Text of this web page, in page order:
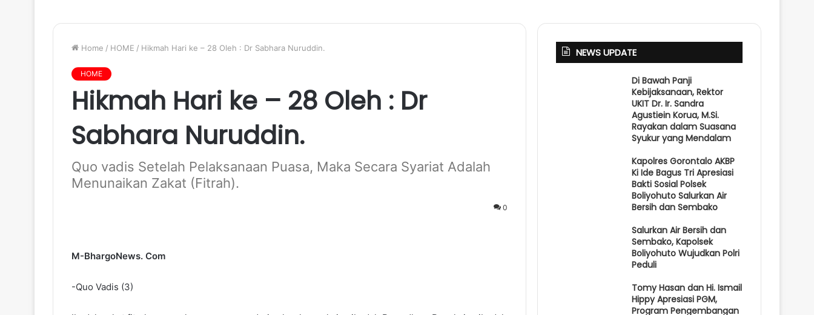
Home / HOME / Hikmah Hari ke – 28 Oleh : Dr Sabhara Nuruddin.
HOME
Hikmah Hari ke – 28 Oleh : Dr
Sabhara Nuruddin.
Quo vadis Setelah Pelaksanaan Puasa, Maka Secara Syariat Adalah
Menunaikan Zakat (Fitrah).
0
M-BhargoNews. Com
-Quo Vadis (3)
NEWS UPDATE
Di Bawah Panji
Kebijaksanaan, Rektor
UKIT Dr. Ir. Sandra
Agustiein Korua, M.Si.
Rayakan dalam Suasana
Syukur yang Mendalam
Kapolres Gorontalo AKBP
Ki Ide Bagus Tri Apresiasi
Bakti Sosial Polsek
Boliyohuto Salurkan Air
Bersih dan Sembako
Salurkan Air Bersih dan
Sembako, Kapolsek
Boliyohuto Wujudkan Polri
Peduli
Tomy Hasan dan Hi. Ismail
Hippy Apresiasi PGM,
Program Pengembangan